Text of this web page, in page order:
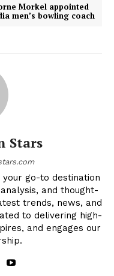
Morkel appointed
men’s bowling coach
Stars
your go-to destination
and thought-
trends, news, and
to delivering high-
and engages our